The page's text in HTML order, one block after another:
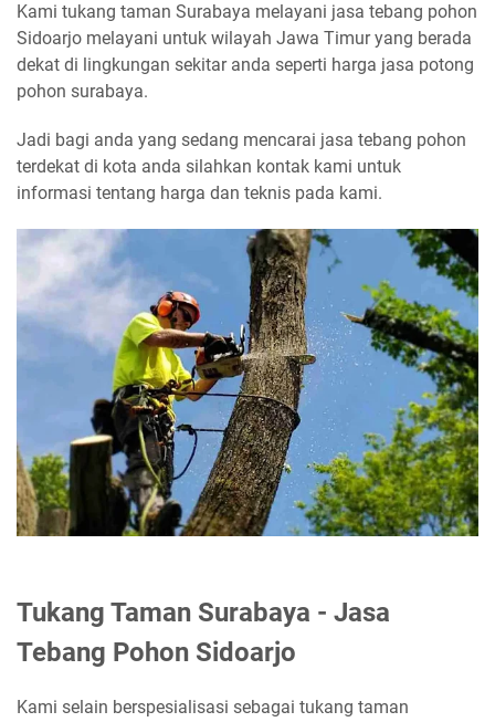
Kami tukang taman Surabaya melayani jasa tebang pohon
Sidoarjo melayani untuk wilayah Jawa Timur yang berada
dekat di lingkungan sekitar anda seperti harga jasa potong
pohon surabaya.
Jadi bagi anda yang sedang mencarai jasa tebang pohon
terdekat di kota anda silahkan kontak kami untuk
informasi tentang harga dan teknis pada kami.
Tukang Taman Surabaya - Jasa
Tebang Pohon Sidoarjo
Kami selain berspesialisasi sebagai tukang taman